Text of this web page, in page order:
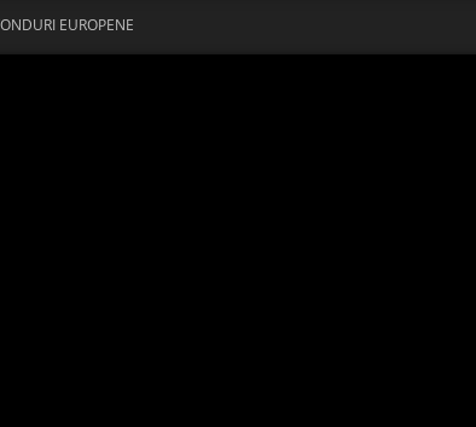
EUROPENE